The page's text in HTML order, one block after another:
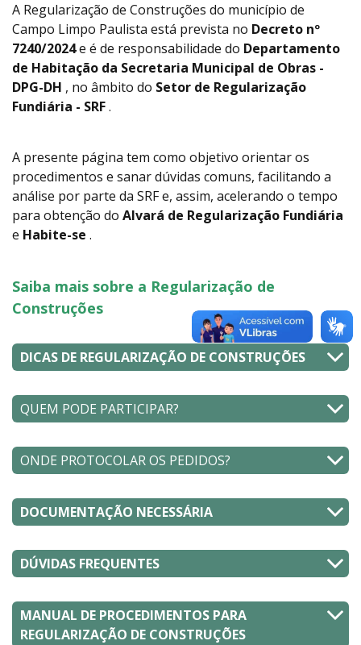
A Regularização de Construções do município de
Campo Limpo Paulista está prevista no Decreto nº
7240/2024e é de responsabilidade do Departamento
de Habitação da Secretaria Municipal de Obras -
DPG-DH , no âmbito do Setor de Regularização
Fundiária - SRF.
A presente página tem como objetivo orientar os
procedimentos e sanar dúvidas comuns, facilitando a
análise por parte da SRF e, assim, acelerando o tempo
para obtenção do Alvará de Regularização Fundiária
e Habite-se .
Saiba mais sobre a Regularização de
Construções
DICAS DE REGULARIZAÇÃO DE CONSTRUÇÕES
QUEM PODE PARTICIPAR?
ONDE PROTOCOLAR OS PEDIDOS?
DOCUMENTAÇÃO NECESSÁRIA
DÚVIDAS FREQUENTES
MANUAL DE PROCEDIMENTOS PARA
REGULARIZAÇÃO DE CONSTRUÇÕES